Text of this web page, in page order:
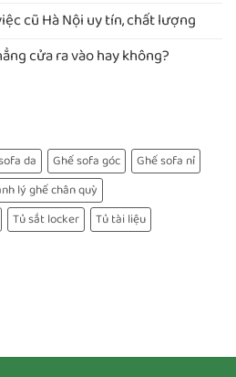
cũ Hà Nội uy tín, chất lượng
cửa ra vào hay không?
da Ghế sofa góc
Ghế sofa nỉ
lý ghế chân quỳ
Tủ sắt locker
Tủ tài liệu